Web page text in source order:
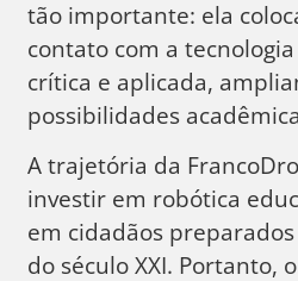
tão importante: ela
contato com a
crítica e aplicada,
possibilidades
A trajetória da
investir em robótica
em cidadãos
do século XXI. Portanto,